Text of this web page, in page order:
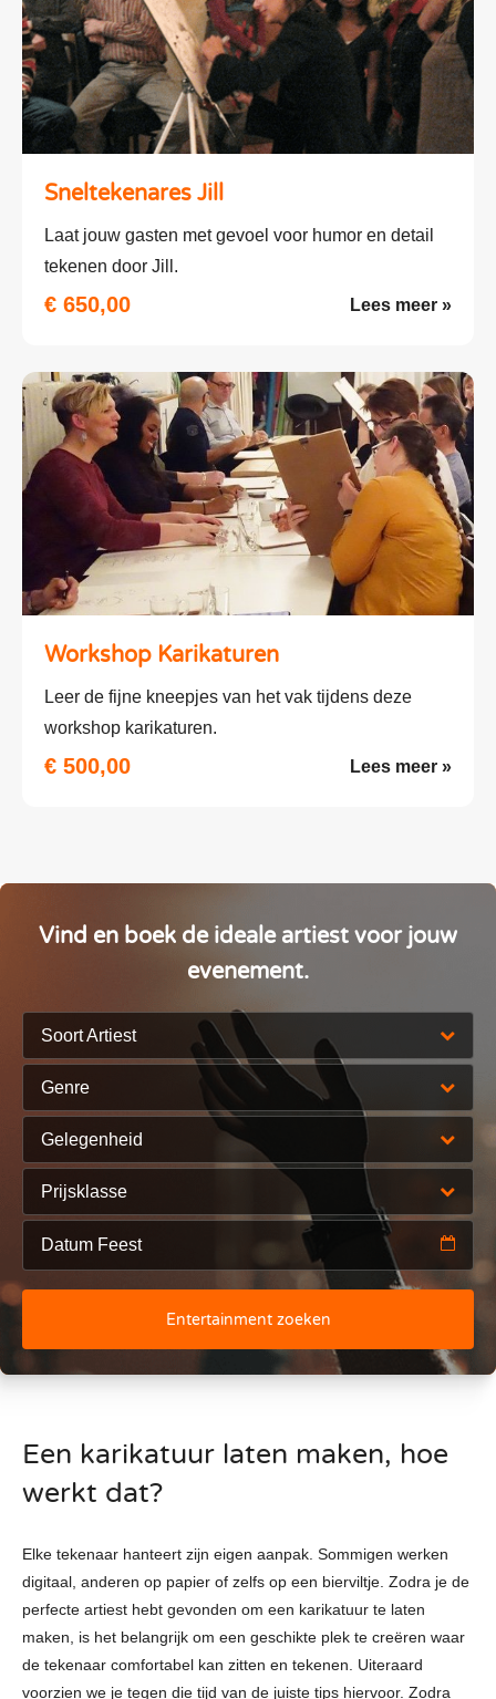
Sneltekenares Jill
Laat jouw gasten met gevoel voor humor en detail
tekenen door Jill.
€ 650,00 Lees meer »
Workshop Karikaturen
Leer de fijne kneepjes van het vak tijdens deze
workshop karikaturen.
€ 500,00 Lees meer »
Een karikatuur laten maken, hoe
werkt dat?
Elke tekenaar hanteert zijn eigen aanpak. Sommigen werken
digitaal, anderen op papier of zelfs op een bierviltje. Zodra je de
perfecte artiest hebt gevonden om een karikatuur te laten
maken, is het belangrijk om een geschikte plek te creëren waar
de tekenaar comfortabel kan zitten en tekenen. Uiteraard
voorzien we je tegen die tijd van de juiste tips hiervoor. Zodra
Vind en boek de ideale artiest voor jouw
evenement.
Soort Artiest
Genre
Gelegenheid
Prijsklasse
Entertainment zoeken